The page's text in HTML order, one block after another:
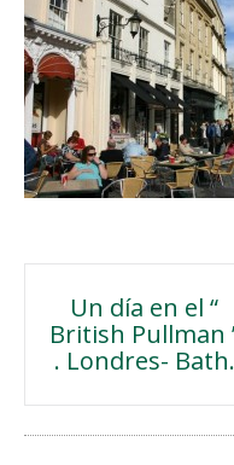
Navegación
de
entradas
Un día en el “
British Pullman
. Londres- Bath.